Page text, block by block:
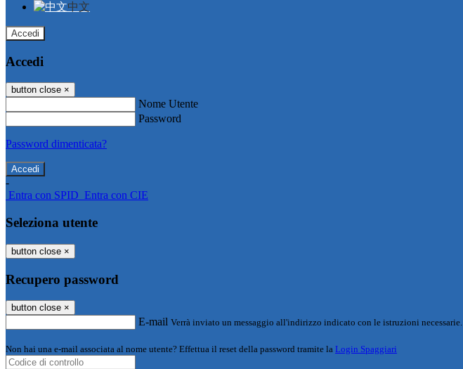
中文
Accedi
Accedi
button close ×
Nome Utente
Password
Password dimenticata?
-
Entra con SPID Entra con CIE
Seleziona utente
button close ×
Recupero password
button close ×
E-mail Verrà inviato un messaggio all'indirizzo indicato con le istruzioni necessarie.
Non hai una e-mail associata al nome utente? Effettua il reset della password tramite la Login Spaggiari